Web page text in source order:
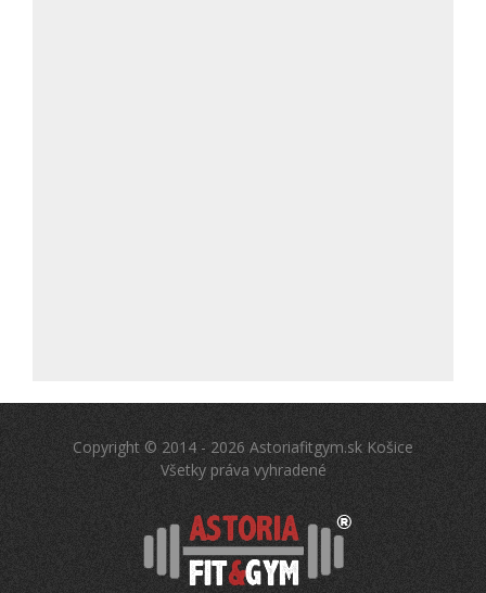
Copyright © 2014 - 2026 Astoriafitgym.sk Košice
Všetky práva vyhradené